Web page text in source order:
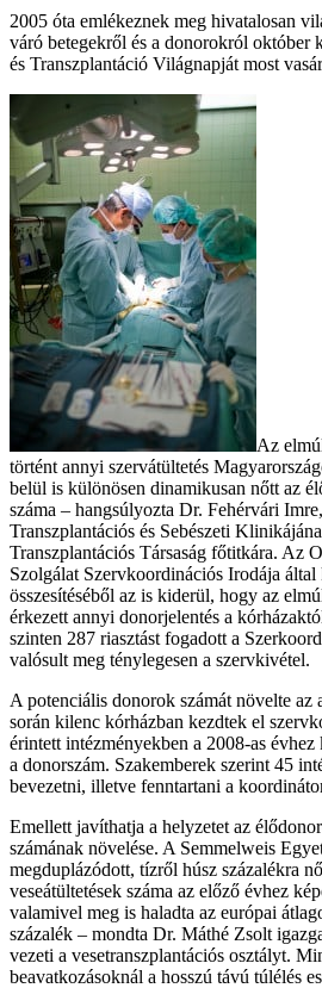
2005 óta emlékeznek meg hivatalosan
váró betegekről és a donorokról október
és Transzplantáció Világnapját most
Az
történt annyi szervátültetés
belül is különösen dinamikusan nőtt az
száma – hangsúlyozta Dr. Fehérvári
Transzplantációs és Sebészeti
Transzplantációs Társaság főtitkára. Az
Szolgálat Szervkoordinációs Irodája
összesítéséből az is kiderül, hogy az
érkezett annyi donorjelentés a
szinten 287 riasztást fogadott a
valósult meg ténylegesen a szervkivétel.
A potenciális donorok számát növelte az
során kilenc kórházban kezdtek el
érintett intézményekben a 2008-as
a donorszám. Szakemberek szerint 45
bevezetni, illetve fenntartani a
Emellett javíthatja a helyzetet az
számának növelése. A Semmelweis
megduplázódott, tízről húsz százalékra
veseátültetések száma az előző évhez
valamivel meg is haladta az európai
százalék – mondta Dr. Máthé Zsolt
vezeti a vesetranszplantációs osztályt.
beavatkozásoknál a hosszú távú túlélés